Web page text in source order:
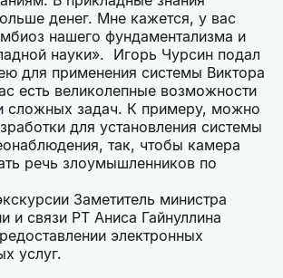
денег. Мне кажется, у вас
нашего фундаментализма и
науки». Игорь Чурсин подал
для применения системы Виктора
есть великолепные возможности
сложных задач. К примеру, можно
для установления системы
так, чтобы камера
речь злоумышленников по
Заметитель министра
и связи РТ Аниса Гайнуллина
электронных
услуг.